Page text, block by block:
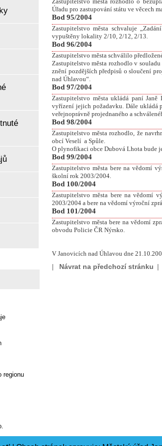
regionu
Úřadu pro zastupování státu ve věcech
Bod 95/2004
Zastupitelstvo města schvaluje
vypuštěny lokality 2/10, 2/12, 2/13.
Bod 96/2004
Zastupitelstvo města schválilo
Zastupitelstvo města rozhodlo v
znění pozdějších předpisů o sloučení
nad Úhlavou“.
Bod 97/2004
Zastupitelstvo města ukládá paní
vyřízení jejich požadavku. Dále ukládá
veřejnoprávně projednaného a
Bod 98/2004
Zastupitelstvo města rozhodlo, že
obcí Veselí a Spůle.
O plynofikaci obce Dubová Lhota bude
Bod 99/2004
Zastupitelstvo města bere na vědomí
školní rok 2003/2004.
Bod 100/2004
Zastupitelstvo města bere na vědomí
2003/2004 a bere na vědomí výroční
Bod 101/2004
Zastupitelstvo města bere na vědomí
obvodu Policie ČR Nýrsko.
V Janovicích nad Úhlavou dne
| Návrat na předchozí stránku |